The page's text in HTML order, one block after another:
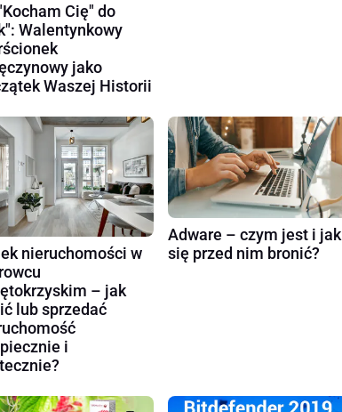
Cię" do
Walentynkowy
jako
Waszej Historii
nieruchomości w
– jak
lub sprzedać
i
Adware – czym jest i jak
się przed nim bronić?